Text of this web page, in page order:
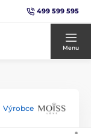
499 599 595
Menu
Výrobce